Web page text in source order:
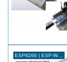
ESP8266 ( ESP-WROOM-02 )